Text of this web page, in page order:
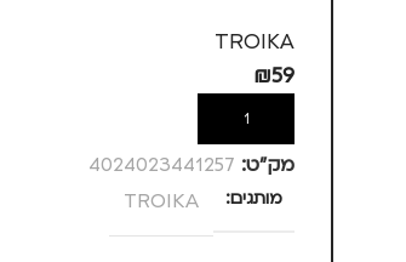
TROIKA
₪59
הוספה לסל
מק”ט: 4024023441257
מותגים TROIKA